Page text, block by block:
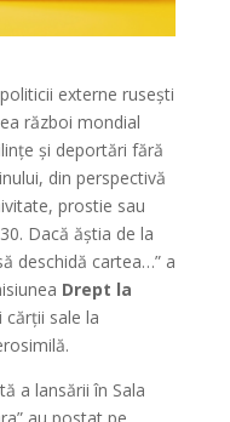
externe rusești
război mondial
și deportări fără
din perspectivă
prostie sau
Dacă ăștia de la
deschidă cartea…” a
Drept la
sale la
a lansării în Sala